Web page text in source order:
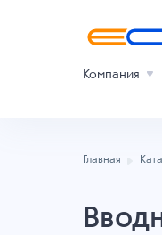
Компания
Главная